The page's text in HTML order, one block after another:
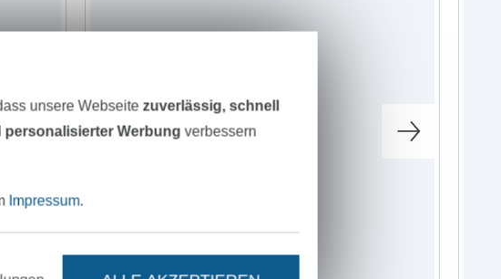
unsere Webseitezuverlässig, schnell
personalisierter Werbung verbessern
Impressum.